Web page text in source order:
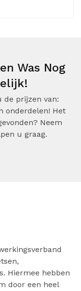
Was Nog
de prijzen van:
onderdelen! Het
Neem
u graag.
Hiermee hebben
door een heel